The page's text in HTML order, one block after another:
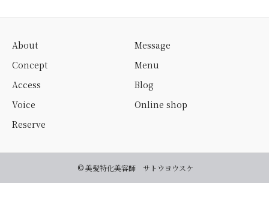
About
Message
Concept
Menu
Access
Blog
Voice
Online shop
Reserve
© 美髪特化美容師 サトウヨウスケ
ご予約・お問い合わせ